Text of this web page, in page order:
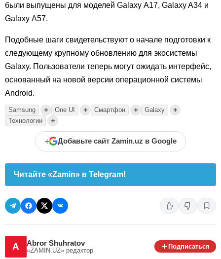
были выпущены для моделей Galaxy А17, Galaxy A34 и
Galaxy А57.
Подобные шаги свидетельствуют о начале подготовки к
следующему крупному обновлению для экосистемы
Galaxy. Пользователи теперь могут ожидать интерфейс,
основанный на новой версии операционной системы
Android.
Samsung + One UI + Смартфон + Galaxy +
Технологии +
+ Добавьте сайт Zamin.uz в Google
Читайте «Zamin» в Telegram!
A Abror Shuhratov
«ZAMIN.UZ» редактор
Подписаться